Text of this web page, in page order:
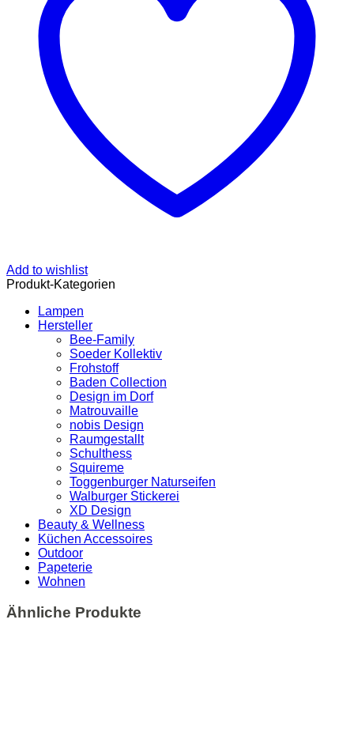
Add to wishlist
Produkt-Kategorien
Lampen
Hersteller
Bee-Family
Soeder Kollektiv
Frohstoff
Baden Collection
Design im Dorf
Matrouvaille
nobis Design
Raumgestallt
Schulthess
Squireme
Toggenburger Naturseifen
Walburger Stickerei
XD Design
Beauty & Wellness
Küchen Accessoires
Outdoor
Papeterie
Wohnen
Ähnliche Produkte